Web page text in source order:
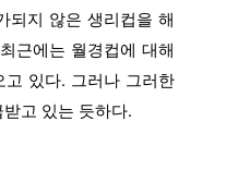
되지 않은 생리컵을 해
근에는 월경컵에 대해
있다. 그러나 그러한
고 있는 듯하다.